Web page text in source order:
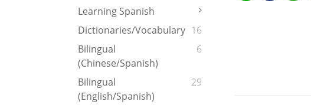
Learning Spanish
Dictionaries/Vocabulary 16
Bilingual
(Chinese/Spanish)
6
Bilingual
(English/Spanish)
29